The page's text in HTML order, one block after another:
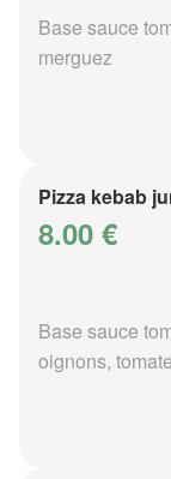
Base sauce
merguez
Pizza kebab
8.00 €
Base sauce
oignons,